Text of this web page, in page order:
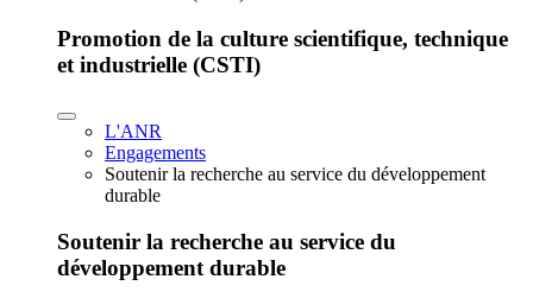
Promotion de la culture scientifique, technique
et industrielle (CSTI)
L'ANR
Engagements
Soutenir la recherche au service du développement
durable
Soutenir la recherche au service du
développement durable